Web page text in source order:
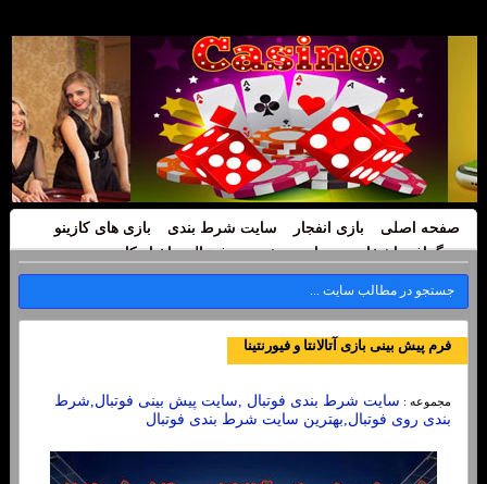
صفحه اصلی بازی انفجار سایت شرط بندی
بازی های کازینو
بیوگرافی اشخاص
سایت پیش بینی فوتبال اخبار کازینو
فرم پیش بینی بازی‌ آتالانتا و فیورنتینا
مجموعه : سایت شرط بندی فوتبال ,سایت پیش بینی فوتبال,شرط
بندی روی فوتبال,بهترین سایت شرط بندی فوتبال